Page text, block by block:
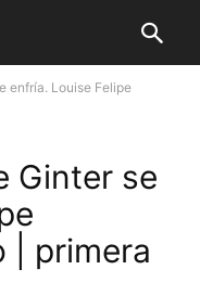
enfría. Louise Felipe
Ginter se
| primera